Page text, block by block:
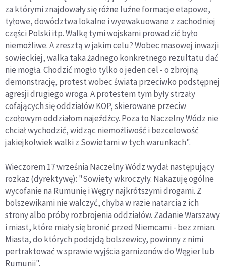
za którymi znajdowały się różne luźne formacje etapowe,
tyłowe, dowództwa lokalne i wyewakuowane z zachodniej
części Polski itp. Walkę tymi wojskami prowadzić było
niemożliwe. A zresztą w jakim celu? Wobec masowej inwazji
sowieckiej, walka taka żadnego konkretnego rezultatu dać
nie mogła. Chodzić mogło tylko o jeden cel - o zbrojną
demonstrację, protest wobec świata przeciwko podstępnej
agresji drugiego wroga. A protestem tym były strzały
cofających się oddziałów KOP, skierowane przeciw
czołowym oddziałom najeźdźcy. Poza to Naczelny Wódz nie
chciał wychodzić, widząc niemożliwość i bezcelowość
jakiejkolwiek walki z Sowietami w tych warunkach".
Wieczorem 17 września Naczelny Wódz wydał następujący
rozkaz (dyrektywę): "Sowiety wkroczyły. Nakazuję ogólne
wycofanie na Rumunię i Węgry najkrótszymi drogami. Z
bolszewikami nie walczyć, chyba w razie natarcia z ich
strony albo próby rozbrojenia oddziałów. Zadanie Warszawy
i miast, które miały się bronić przed Niemcami - bez zmian.
Miasta, do których podejdą bolszewicy, powinny z nimi
pertraktować w sprawie wyjścia garnizonów do Węgier lub
Rumunii".